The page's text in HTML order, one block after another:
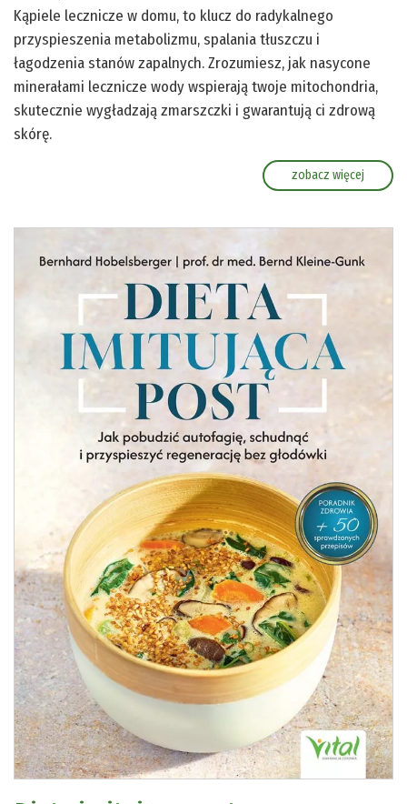
Kąpiele lecznicze w domu, to klucz do radykalnego
przyspieszenia metabolizmu, spalania tłuszczu i
łagodzenia stanów zapalnych. Zrozumiesz, jak nasycone
minerałami lecznicze wody wspierają twoje mitochondria,
skutecznie wygładzają zmarszczki i gwarantują ci zdrową
skórę.
zobacz więcej